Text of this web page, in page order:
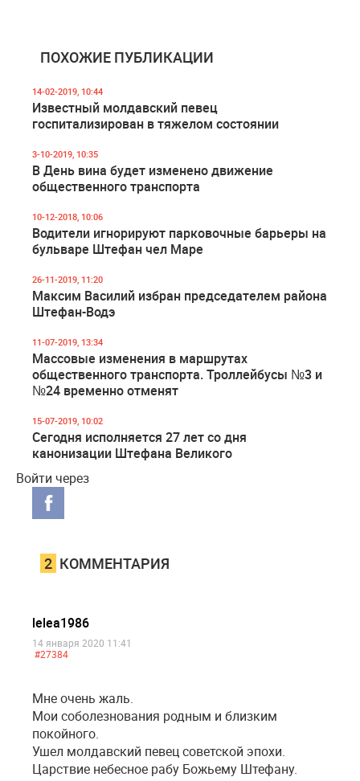
ПОХОЖИЕ ПУБЛИКАЦИИ
14-02-2019, 10:44
Известный молдавский певец
госпитализирован в тяжелом состоянии
3-10-2019, 10:35
В День вина будет изменено движение
общественного транспорта
10-12-2018, 10:06
Водители игнорируют парковочные барьеры на
бульваре Штефан чел Маре
26-11-2019, 11:20
Максим Василий избран председателем района
Штефан-Водэ
11-07-2019, 13:34
Массовые изменения в маршрутах
общественного транспорта. Троллейбусы №3 и
№24 временно отменят
15-07-2019, 10:02
Сегодня исполняется 27 лет со дня
канонизации Штефана Великого
Войти через
2 КОММЕНТАРИЯ
lelea1986
14 января 2020 11:41
#27384
Мне очень жаль.
Мои соболезнования родным и близким
покойного.
Ушел молдавский певец советской эпохи.
Царствие небесное рабу Божьему Штефану.